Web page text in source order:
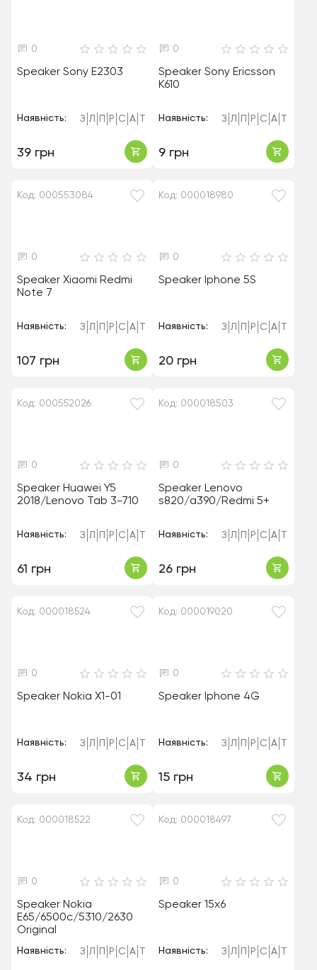
0
Speaker Sony E2303
Наявність: З Л Р С А
39 грн
0
Speaker Sony Ericsson
K610
Наявність: З Л Р С А
9 грн
Код: 000553084
0
Speaker Xiaomi Redmi
Note 7
Наявність: З Л Р С А
107 грн
Код: 000018980
0
Speaker Iphone 5S
Наявність: З Л Р С А
20 грн
Код: 000552026
0
Speaker Huawei Y5
2018/Lenovo Tab 3-710
Наявність: З Л Р С А
61 грн
Код: 000018503
0
Speaker Lenovo
s820/a390/Redmi 5+
Наявність: З Л Р С А
26 грн
Код: 000018524
0
Speaker Nokia X1-01
Наявність: З Л Р С А
34 грн
Код: 000019020
0
Speaker Iphone 4G
Наявність: З Л Р С А
15 грн
Код: 000018522
0
Speaker Nokia
E65/6500c/5310/2630
Original
Наявність: З Л Р С А
Код: 000018497
0
Speaker 15x6
Наявність: З Л Р С А